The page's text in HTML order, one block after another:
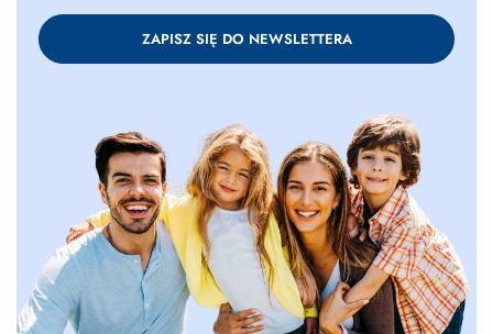
ZAPISZ SIĘ DO NEWSLETTERA